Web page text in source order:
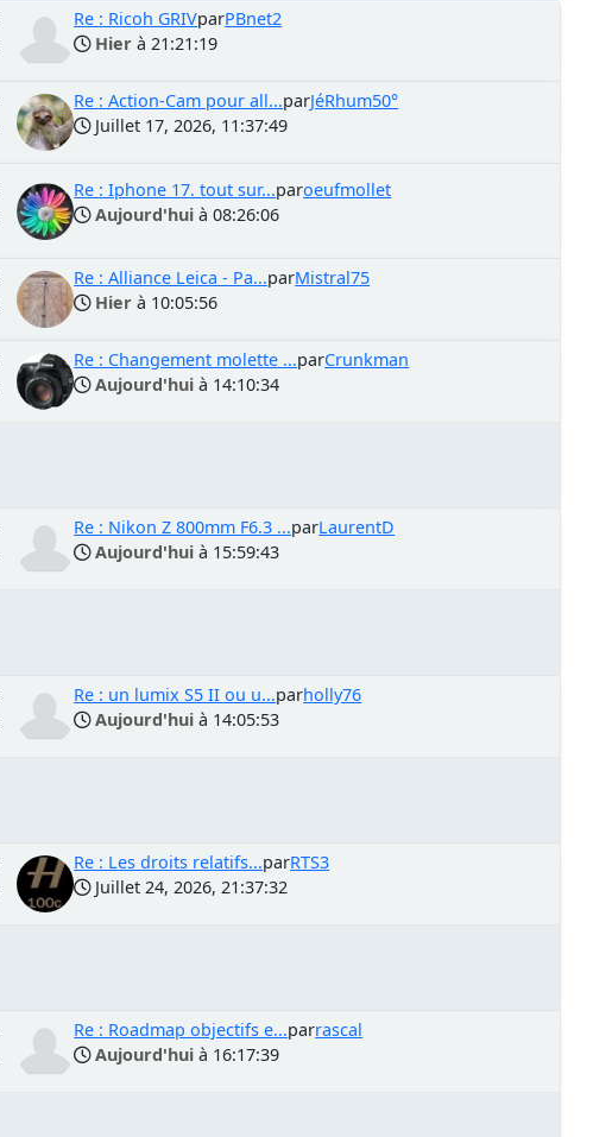
Re : Ricoh GRIVparPBnet2
Hier à 21:21:19
Re : Action-Cam pour all...parJéRhum50°
Juillet 17, 2026, 11:37:49
Re : Iphone 17. tout sur...paroeufmollet
Aujourd'hui à 08:26:06
Re : Alliance Leica - Pa...parMistral75
Hier à 10:05:56
Re : Changement molette ...parCrunkman
Aujourd'hui à 14:10:34
Re : Nikon Z 800mm F6.3 ...parLaurentD
Aujourd'hui à 15:59:43
Re : un lumix S5 II ou u...parholly76
Aujourd'hui à 14:05:53
Re : Les droits relatifs...parRTS3
Juillet 24, 2026, 21:37:32
Re : Roadmap objectifs e...parrascal
Aujourd'hui à 16:17:39